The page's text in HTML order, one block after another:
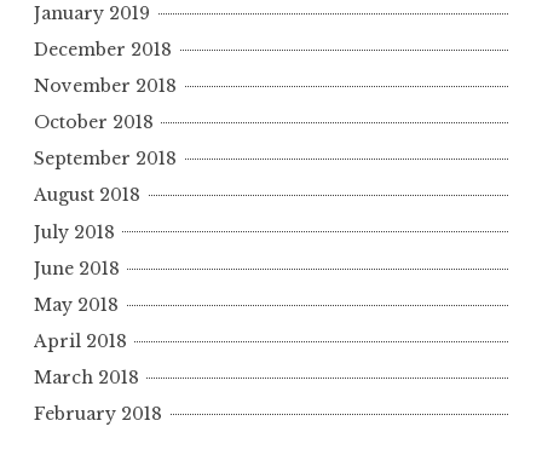
January 2019
December 2018
November 2018
October 2018
September 2018
August 2018
July 2018
June 2018
May 2018
April 2018
March 2018
February 2018